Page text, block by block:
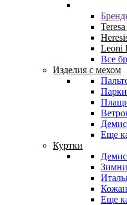
Leoni
Все
Изделия с мехом
Еще
Куртки
Еще